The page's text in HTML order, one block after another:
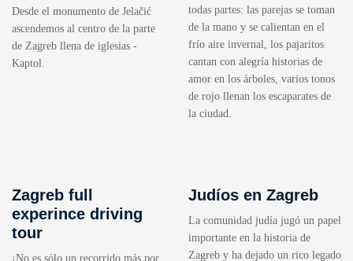
Desde el monumento de Jelačić
ascendemos al centro de la parte
de Zagreb llena de iglesias -
Kaptol.
todas partes: las parejas se toman
de la mano y se calientan en el
frío aire invernal, los pajaritos
cantan con alegría historias de
amor en los árboles, varios tonos
de rojo llenan los escaparates de
la ciudad.
Zagreb full
experince driving
tour
¡No es sólo un recorrido más por
Judíos en Zagreb
La comunidad judía jugó un papel
importante en la historia de
Zagreb y ha dejado un rico legado